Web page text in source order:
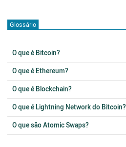
Glossário
O que é Bitcoin?
O que é Ethereum?
O que é Blockchain?
O que é Lightning Network do Bitcoin?
O que são Atomic Swaps?